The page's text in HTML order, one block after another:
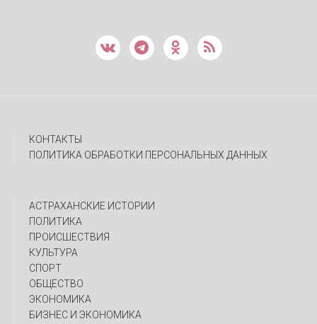
КОНТАКТЫ
ПОЛИТИКА ОБРАБОТКИ ПЕРСОНАЛЬНЫХ ДАННЫХ
АСТРАХАНСКИЕ ИСТОРИИ
ПОЛИТИКА
ПРОИСШЕСТВИЯ
КУЛЬТУРА
СПОРТ
ОБЩЕСТВО
ЭКОНОМИКА
БИЗНЕС И ЭКОНОМИКА